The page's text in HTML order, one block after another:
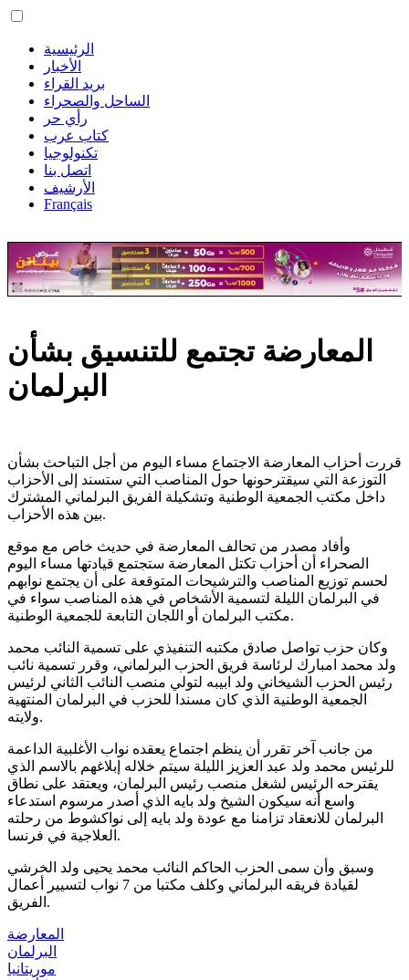
الرئيسية
الأخبار
بريد القراء
الساحل والصحراء
رأي حر
كتاب عرب
تكنولوجيا
اتصل بنا
الأرشيف
Français
المعارضة تجتمع للتنسيق بشأن
البرلمان
قررت أحزاب المعارضة الاجتماع مساء اليوم من أجل التباحث بشأن
التوزعة التي سيقترحونها حول المناصب التي ستسند إلى الأحزاب
داخل مكتب الجمعية الوطنية وتشكيلة الفريق البرلماني المشترك
بين هذه الأحزاب.
وأفاد مصدر من تحالف المعارضة في حديث خاص مع موقع
الصحراء أن أحزاب تكتل المعارضة ستجتمع قيادتها مساء اليوم
لحسم توزيع المناصب والترشيحات المتوقعة على أن يجتمع نوابهم
في البرلمان الليلة لتسمية الأشخاص في هذه المناصب سواء في
مكتب البرلمان أو اللجان التابعة للجمعية الوطنية.
وكان حزب تواصل صادق مكتبه التنفيذي على تسمية النائب محمد
ولد محمد امبارك لرئاسة فريق الحزب البرلماني، وقرر تسمية نائب
رئيس الحزب الشيخاني ولد ابيبه لتولي منصب النائب الثاني لرئيس
الجمعية الوطنية الذي كان مسندا للحزب في البرلمان المنتهية
ولايته.
من جانب آخر تقرر أن ينظم اجتماع يعقده نواب الأغلبية الداعمة
للرئيس محمد ولد عبد العزيز الليلة سيتم خلاله إبلاغهم بالاسم الذي
يقترحه الرئيس لشغل منصب رئيس البرلمان، ويعتقد على نطاق
واسع أنه سيكون الشيخ ولد بايه الذي أصدر مرسوم استدعاء
البرلمان للانعقاد تزامنا مع عودة ولد بايه إلى نواكشوط من رحلته
العلاجية في فرنسا.
وسبق وأن سمى الحزب الحاكم النائب محمد يحيى ولد الخرشي
لقيادة فريقه البرلماني وكلف مكتبا من 7 نواب لتسيير أعمال
الفريق.
المعارضة
البرلمان
موريتانيا